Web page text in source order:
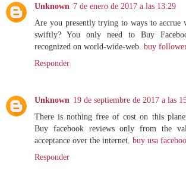
Unknown 7 de enero de 2017 a las 13:29
Are you presently trying to ways to accrue
swiftly? You only need to Buy
recognized on world-wide-web. buy
Responder
Unknown 19 de septiembre de 2017 a las
There is nothing free of cost on this
Buy facebook reviews only from the
acceptance over the internet. buy usa
Responder